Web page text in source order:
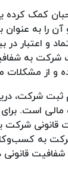
کمک کرده
را به عنوان
و اعتبار
شرکت به
و از مشکلات
شرکت،
است.
قانونی شرکت
به
قانونی